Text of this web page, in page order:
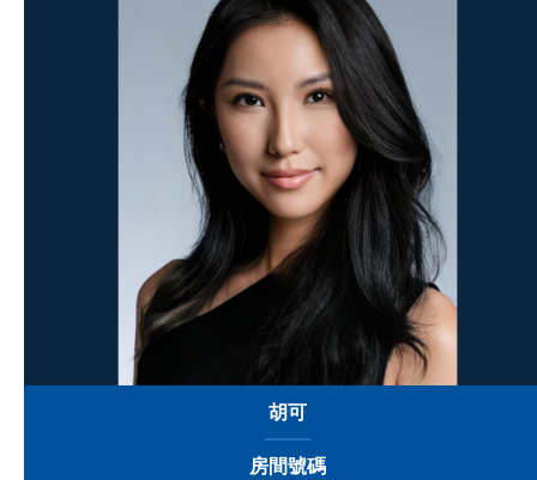
胡可
房間號碼